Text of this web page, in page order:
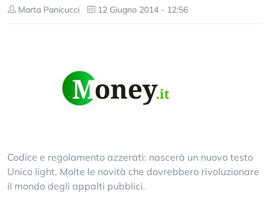
Marta Panicucci 12 Giugno 2014 - 12:56
Codice e regolamento azzerati: nascerà un nuovo testo
Unico light. Molte le novità che dovrebbero rivoluzionare
il mondo degli appalti pubblici.